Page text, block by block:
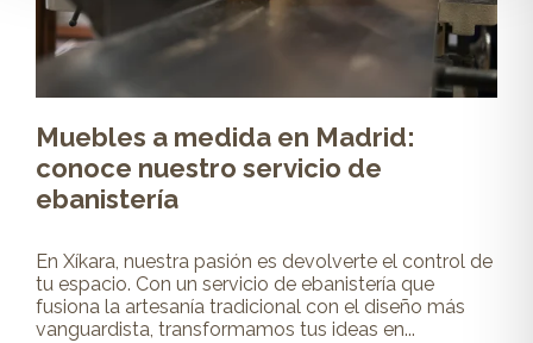
Muebles a medida en Madrid:
conoce nuestro servicio de
ebanistería
En Xíkara, nuestra pasión es devolverte el control de
tu espacio. Con un servicio de ebanistería que
fusiona la artesanía tradicional con el diseño más
vanguardista, transformamos tus ideas en...